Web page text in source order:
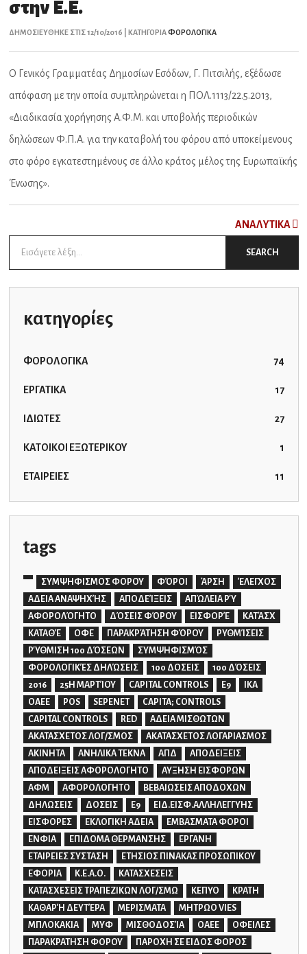
στην Ε.Ε.
ΔΗΜΟΣΙΕΥΘΗΚΕ ΣΤΙΣ 12/10/2016 | ΚΑΤΗΓΟΡΙΑΦΟΡΟΛΟΓΙΚΑ
Ο Γενικός Γραμματέας Δημοσίων Εσόδων, Γ. Πιτσιλής, εξέδωσε
απόφαση με την οποία συμπληρώνεται η ΠΟΛ.1113/22.5.2013,
«Διαδικασία χορήγησης Α.Φ.Μ. και υποβολής περιοδικών
δηλώσεων Φ.Π.Α. για την καταβολή του φόρου από υποκείμενους
στο φόρο εγκατεστημένους σε άλλο κράτος μέλος της Ευρωπαϊκής
Ένωσης».
ΑNAΛYTIKA
Search
SEARCH
κατηγορίες
ΦΟΡΟΛΟΓΙΚΑ 74
ΕΡΓΑΤΙΚΑ 17
ΙΔΙΩΤΕΣ 27
ΚΑΤΟΙΚΟΙ ΕΞΩΤΕΡΙΚΟΥ 1
ΕΤΑΙΡΕΙΕΣ 11
tags
ΣΥΜΨΗΦΙΣΜΟΣ ΦΟΡΟΥ ΦΌΡΟΙ ΆΡΣΗ
ΈΛΕΓΧΟΣ
ΑΔΕΙΑ ΑΝΑΨΗΧΉΣ
ΑΠΟΔΕΊΞΕΙΣ
ΑΠΏΛΕΙΑ ΡΎ
ΑΦΟΡΟΛΌΓΗΤΟ
ΔΌΣΕΙΣ ΦΌΡΟΥ ΕΙΣΦΟΡΈ
ΚΑΤΆΣΧ
ΚΑΤΑΘΈ
ΟΦΕ ΠΑΡΑΚΡΆΤΗΣΗ ΦΌΡΟΥ
ΡΥΘΜΊΣΕΙΣ
ΡΎΘΜΙΣΗ 100 ΔΌΣΕΩΝ
ΣΥΜΨΗΦΙΣΜΌΣ
ΦΟΡΟΛΟΓΙΚΈΣ ΔΗΛΏΣΕΙΣ
100 ΔΟΣΕΙΣ
100 ΔΌΣΕΙΣ
2016
25Η ΜΑΡΤΊΟΥ CAPITAL CONTROLS E9
IKA
OAEE
POS SEPENET
CAPITA; CONTROLS
CAPITAL CONTROLS
RED
ΑΔΕΙΑ ΜΙΣΘΩΤΩΝ
ΑΚΑΤΑΣΧΕΤΟΣ ΛΟΓ/ΣΜΟΣ
ΑΚΑΤΑΣΧΕΤΟΣ ΛΟΓΑΡΙΑΣΜΟΣ
ΑΚΙΝΗΤΑ
ΑΝΗΛΙΚΑ ΤΕΚΝΑ ΑΠΔ
ΑΠΟΔΕΙΞΕΙΣ
ΑΠΟΔΕΙΞΕΙΣ ΑΦΟΡΟΛΟΓΗΤΟ
ΑΥΞΗΣΗ ΕΙΣΦΟΡΩΝ
ΑΦΜ
ΑΦΟΡΟΛΟΓΗΤΟ
ΒΕΒΑΙΩΣΕΙΣ ΑΠΟΔΟΧΩΝ
ΔΗΛΩΣΕΙΣ
ΔΟΣΕΙΣ Ε9
ΕΙΔ.ΕΙΣΦ.ΑΛΛΗΛΕΓΓΥΗΣ
ΕΙΣΦΟΡΕΣ
ΕΚΛΟΓΙΚΗ ΑΔΕΙΑ
ΕΜΒΑΣΜΑΤΑ ΦΟΡΟΙ
ΕΝΦΙΑ
ΕΠΙΔΟΜΑ ΘΕΡΜΑΝΣΗΣ
ΕΡΓΑΝΗ
ΕΤΑΙΡΕΙΕΣ ΣΥΣΤΑΣΗ
ΕΤΗΣΙΟΣ ΠΙΝΑΚΑΣ ΠΡΟΣΩΠΙΚΟΥ
ΕΦΟΡΙΑ
Κ.Ε.Α.Ο.
ΚΑΤΑΣΧΕΣΕΙΣ
ΚΑΤΑΣΧΕΣΕΙΣ ΤΡΑΠΕΖΙΚΩΝ ΛΟΓ/ΣΜΩ
ΚΕΠΥΟ
ΚΡΑΤΗ
ΚΑΘΑΡΉ ΔΕΥΤΈΡΑ
ΜΕΡΙΣΜΑΤΑ
ΜΗΤΡΩΟ VIES
ΜΠΛΟΚΑΚΙΑ
ΜΥΦ ΜΙΣΘΟΔΟΣΊΑ ΟΑΕΕ
ΟΦΕΙΛΕΣ
ΠΑΡΑΚΡΑΤΗΣΗ ΦΟΡΟΥ
ΠΑΡΟΧΗ ΣΕ ΕΙΔΟΣ ΦΟΡΟΣ